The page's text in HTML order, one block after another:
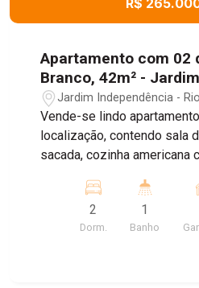
R$
Apartamento com 02
Branco, 42m² -
Rio Claro/SP
Jardim Independência -
Vende-se lindo
localização, contendo sala
sacada, cozinha americana
01 vaga de garagem
todo reformado e todo no
2
Dorm.
1
Banho